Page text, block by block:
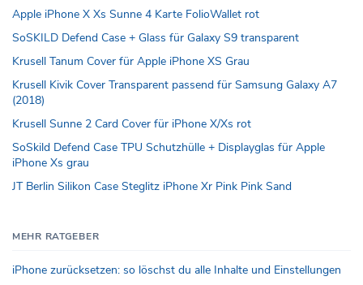
Apple iPhone X Xs Sunne 4 Karte FolioWallet rot
SoSKILD Defend Case + Glass für Galaxy S9 transparent
Krusell Tanum Cover für Apple iPhone XS Grau
Krusell Kivik Cover Transparent passend für Samsung Galaxy A7
(2018)
Krusell Sunne 2 Card Cover für iPhone X/Xs rot
SoSkild Defend Case TPU Schutzhülle + Displayglas für Apple
iPhone Xs grau
JT Berlin Silikon Case Steglitz iPhone Xr Pink Pink Sand
MEHR RATGEBER
iPhone zurücksetzen: so löschst du alle Inhalte und Einstellungen